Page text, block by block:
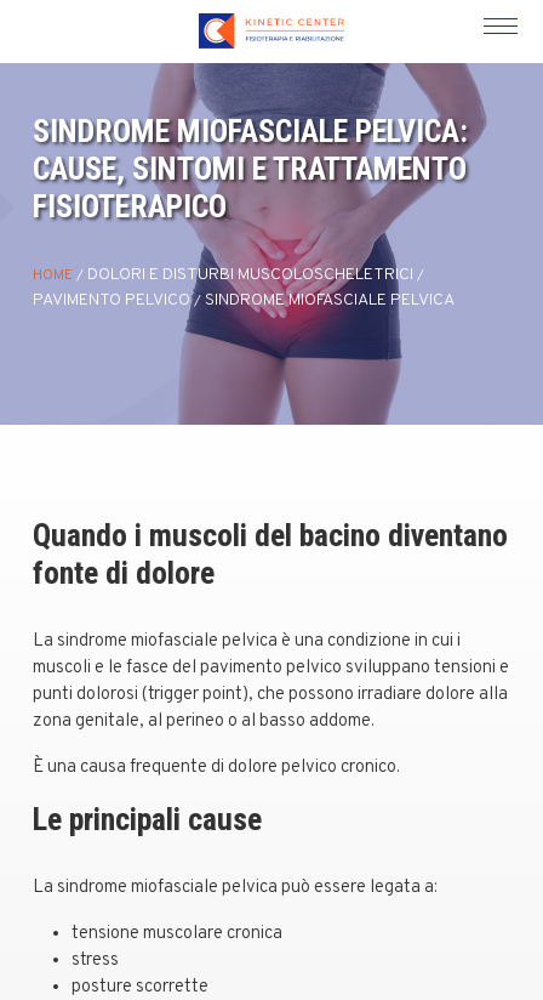
SINDROME MIOFASCIALE PELVICA:
CAUSE, SINTOMI E TRATTAMENTO
FISIOTERAPICO
HOME / DOLORI E DISTURBI MUSCOLOSCHELETRICI /
PAVIMENTO PELVICO/ SINDROME MIOFASCIALE PELVICA
Quando i muscoli del bacino diventano
fonte di dolore
La sindrome miofasciale pelvica è una condizione in cui i
muscoli e le fasce del pavimento pelvico sviluppano tensioni e
punti dolorosi (trigger point), che possono irradiare dolore alla
zona genitale, al perineo o al basso addome.
È una causa frequente di dolore pelvico cronico.
Le principali cause
La sindrome miofasciale pelvica può essere legata a:
tensione muscolare cronica
stress
posture scorrette